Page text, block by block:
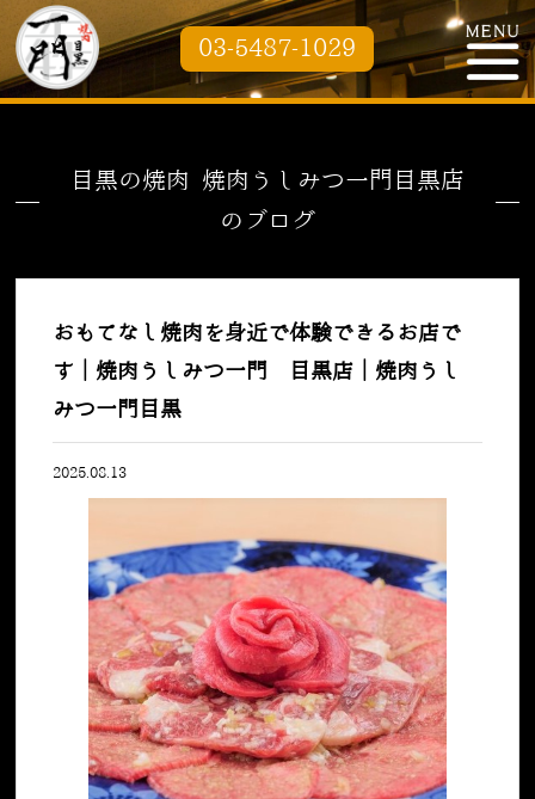
03-5487-1029
目黒の焼肉 焼肉うしみつ一門目黒店
のブログ
おもてなし焼肉を身近で体験できるお店で
す｜焼肉うしみつ一門 目黒店｜焼肉うし
みつ一門目黒
2025.08.13